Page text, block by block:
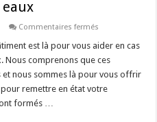
Commentaires fermés
/
des
eaux
est là pour vous aider en cas
Nous comprenons que ces
et nous sommes là pour vous offrir
remettre en état votre
formés …